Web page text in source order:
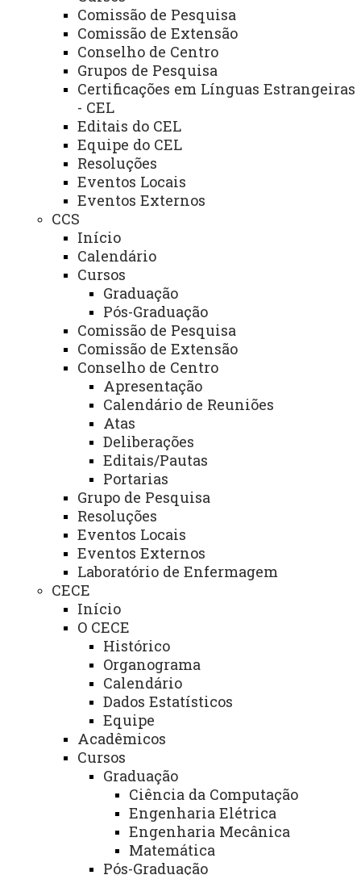
Comissão de Pesquisa
Comissão de Extensão
Conselho de Centro
Grupos de Pesquisa
Certificações em Línguas Estrangeiras
- CEL
Editais do CEL
Equipe do CEL
Resoluções
Eventos Locais
Eventos Externos
CCS
Início
Calendário
Cursos
Graduação
Pós-Graduação
Comissão de Pesquisa
Comissão de Extensão
Conselho de Centro
Apresentação
Calendário de Reuniões
Atas
Deliberações
Editais/Pautas
Portarias
Grupo de Pesquisa
Resoluções
Eventos Locais
Eventos Externos
Laboratório de Enfermagem
CECE
Início
O CECE
Histórico
Organograma
Calendário
Dados Estatísticos
Equipe
Acadêmicos
Cursos
Graduação
Ciência da Computação
Engenharia Elétrica
Engenharia Mecânica
Matemática
Pós-Graduação
Órgãos de Atuação Conjunta:
DIREÇÃOGERAL
Cargo
Nome
Completo
Diretor
Sergio
Moacir Fabriz
Assessor
do
Edna Maria
da Silva Matte
p)
Assessor
ia
Jonathan
Francisco da
Silva
(45)3576-
8102
Berenice
Borssoi
Juraszek
-
foz.assessoria
Assessor
ia
Estudanti
Fabiana
Nunes do
Amarante
Griggio
(45)3576-
(WhatsAp
p)
Técnica
Administ
Mariana
Colombelli
(45)3576-
foz.direcaoger
Agenda do Diretor
ESTRUTURA
Administrativa
Diretor Geral:
Sérgio Moacir Fabriz
Diretor do Centro de Engenharias e Ciências
Romeu Reginato
Diretor do Centro de Ciências Sociais